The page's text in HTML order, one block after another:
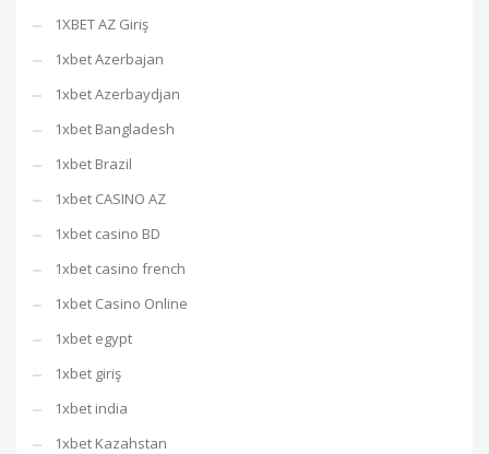
1XBET AZ Giriş
1xbet Azerbajan
1xbet Azerbaydjan
1xbet Bangladesh
1xbet Brazil
1xbet CASINO AZ
1xbet casino BD
1xbet casino french
1xbet Casino Online
1xbet egypt
1xbet giriş
1xbet india
1xbet Kazahstan